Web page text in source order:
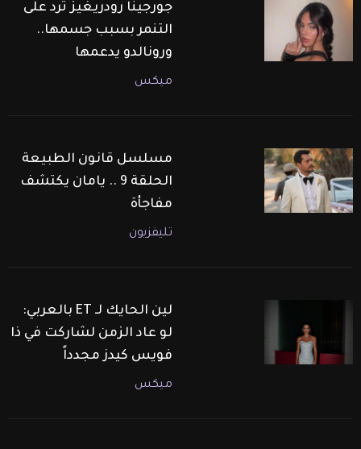
جورجينا رودريغيز ترد على
التنمر بسبب جسمها..
ورونالدو يدعمها
ميكس
مسلسل قانون الطبيعة
الحلقة 9 .. يامان يكتشف
مفاجأة
تليفزيون
لين الحايك لـ ET بالعربي:
لو عاد الزمن لشاركت في ذا
فويس كيدز مجدداً
ميكس